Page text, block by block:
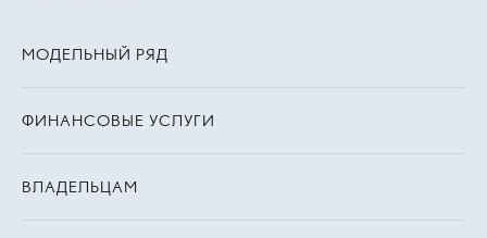
МОДЕЛЬНЫЙ РЯД
ФИНАНСОВЫЕ УСЛУГИ
ВЛАДЕЛЬЦАМ